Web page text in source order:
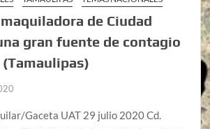
de Ciudad
gran fuente de contagio
Gaceta UAT 29 julio 2020 Cd.